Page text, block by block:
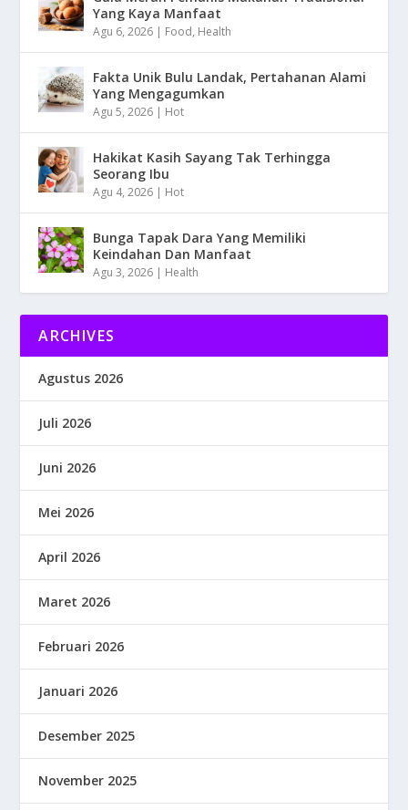
Yang Kaya Manfaat
Agu 6, 2026 | Food, Health
Fakta Unik Bulu Landak, Pertahanan Alami
Yang Mengagumkan
Agu 5, 2026 | Hot
Hakikat Kasih Sayang Tak Terhingga
Seorang Ibu
Agu 4, 2026 | Hot
Bunga Tapak Dara Yang Memiliki
Keindahan Dan Manfaat
Agu 3, 2026 | Health
ARCHIVES
Agustus 2026
Juli 2026
Juni 2026
Mei 2026
April 2026
Maret 2026
Februari 2026
Januari 2026
Desember 2025
November 2025